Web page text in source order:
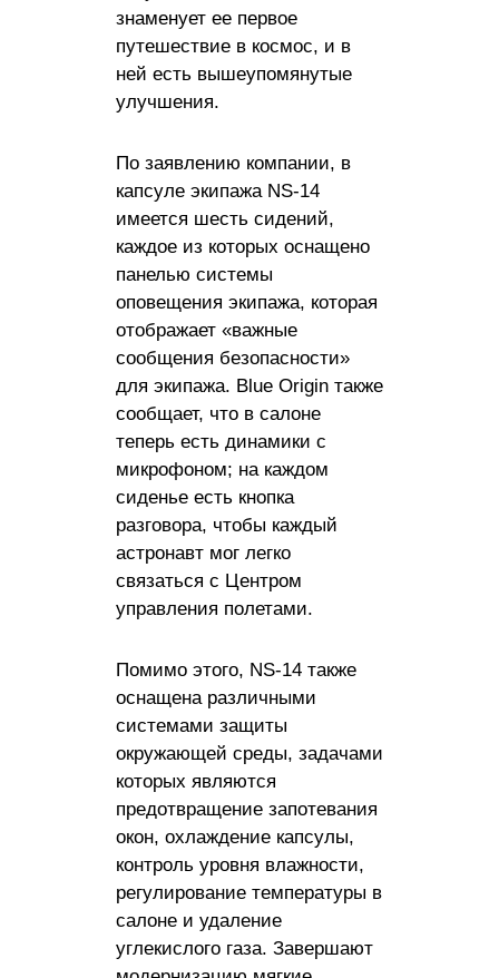
знаменует ее первое
путешествие в космос, и в
ней есть вышеупомянутые
улучшения.
По заявлению компании, в
капсуле экипажа NS-14
имеется шесть сидений,
каждое из которых оснащено
панелью системы
оповещения экипажа, которая
отображает «важные
сообщения безопасности»
для экипажа. Blue Origin также
сообщает, что в салоне
теперь есть динамики с
микрофоном; на каждом
сиденье есть кнопка
разговора, чтобы каждый
астронавт мог легко
связаться с Центром
управления полетами.
Помимо этого, NS-14 также
оснащена различными
системами защиты
окружающей среды, задачами
которых являются
предотвращение запотевания
окон, охлаждение капсулы,
контроль уровня влажности,
регулирование температуры в
салоне и удаление
углекислого газа. Завершают